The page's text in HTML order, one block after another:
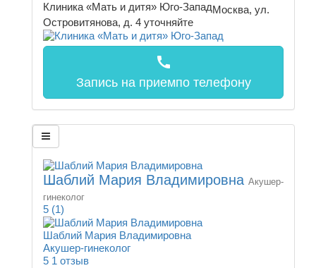
Клиника «Мать и дитя» Юго-ЗападМосква, ул.
Островитянова, д. 4 уточняйте
call
Запись на приемпо телефону
Шаблий Мария Владимировна Акушер-
гинеколог
5 (1)
Шаблий Мария Владимировна
Акушер-гинеколог
5 1 отзыв